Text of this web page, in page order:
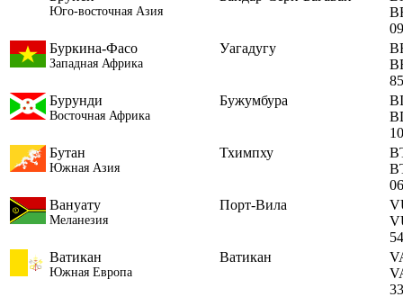
Юго-восточная Азия
Буркина-Фасо
Западная Африка
Уагадугу
Бурунди
Восточная Африка
Бужумбура
BI
Бутан
Южная Азия
Тхимпху
Вануату
Меланезия
Порт-Вила
Ватикан
Южная Европа
Ватикан